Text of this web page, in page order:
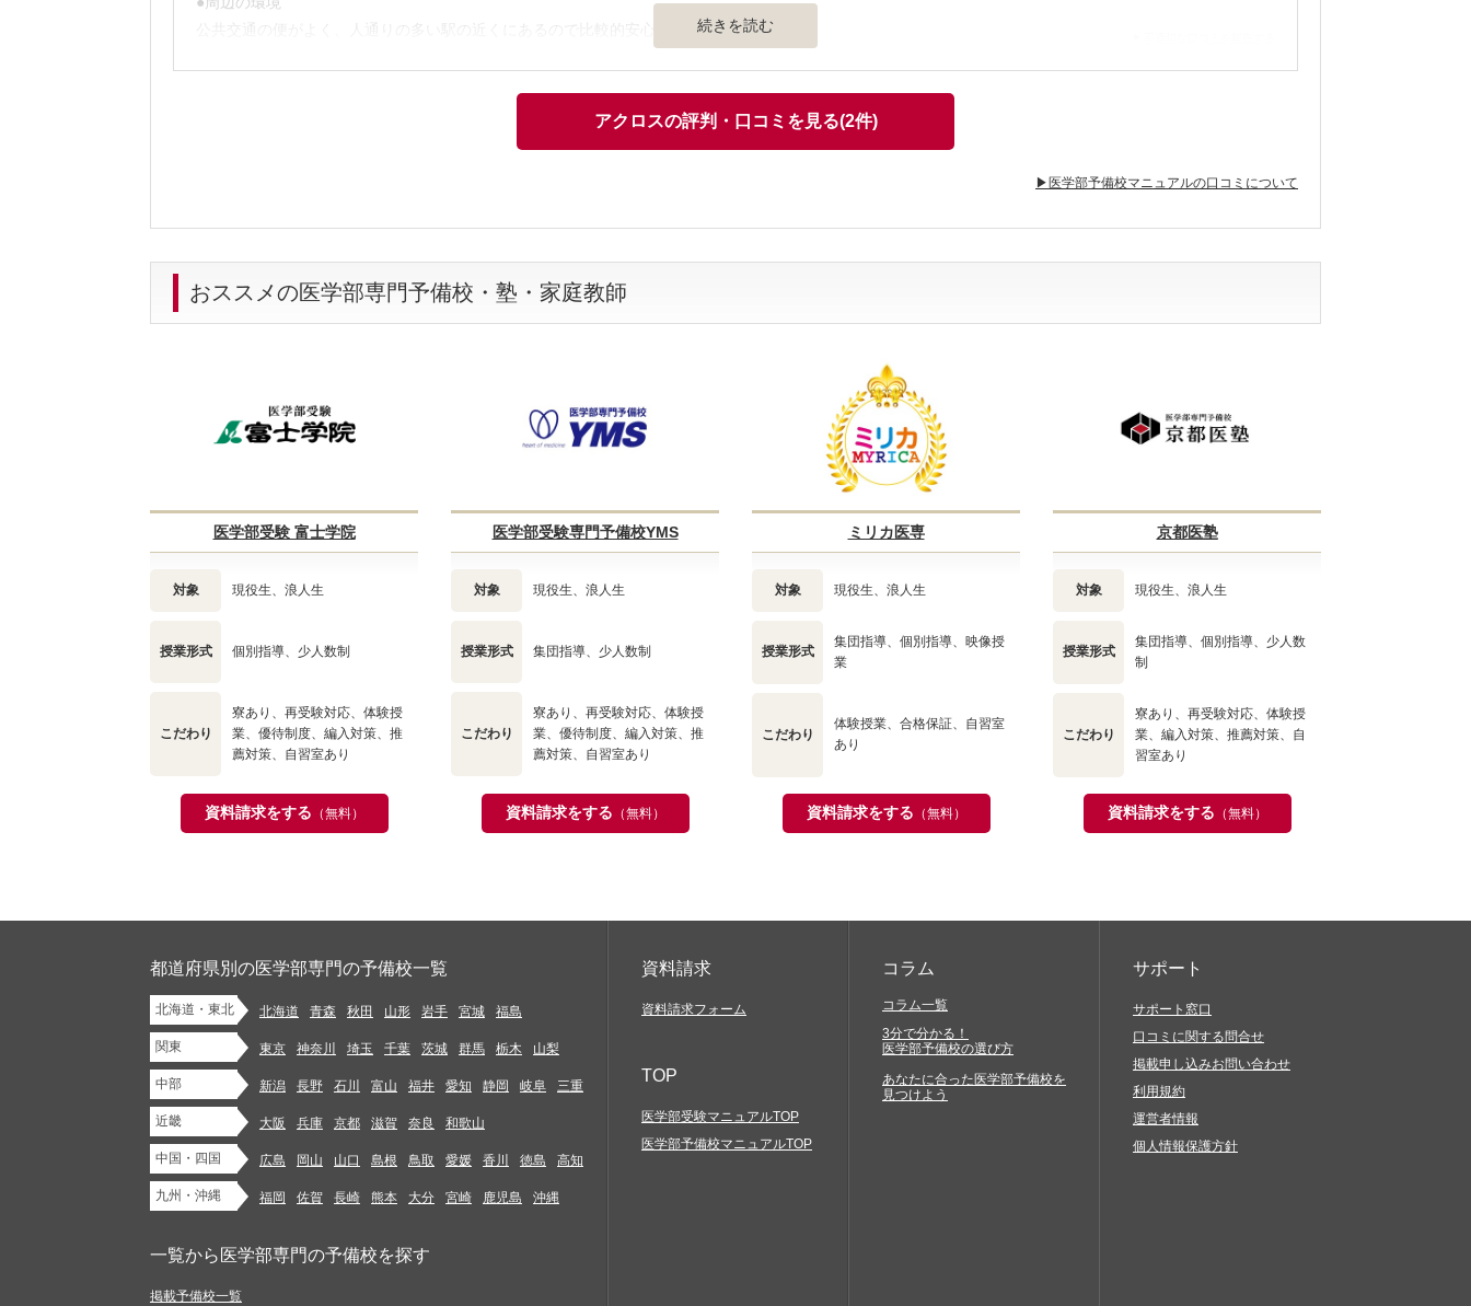
公共交通の便がよく、人通りの多い駅の近くにあるので比較的安心感を感じられるから
中長期的に利用しやすい料金体系という点で見た場合に、比較的に他と比べて無理がないと思うから
続きを読む
アクロスの評判・口コミを見る(2件)
▶医学部予備校マニュアルの口コミについて
おススメの医学部専門予備校・塾・家庭教師
医学部受験 富士学院
対象 現役生、浪人生
授業形式 個別指導、少人数制
こだわり
寮あり、再受験対応、体験授
業、優待制度、編入対策、推
薦対策、自習室あり
資料請求をする （無料）
医学部受験専門予備校YMS
対象 現役生、浪人生
授業形式 集団指導、少人数制
こだわり
寮あり、再受験対応、体験授
業、優待制度、編入対策、推
薦対策、自習室あり
資料請求をする （無料）
ミリカ医専
対象 現役生、浪人生
授業形式
集団指導、個別指導、映像授
業
こだわり
体験授業、合格保証、自習室
あり
資料請求をする （無料）
京都医塾
対象 現役生、浪人生
授業形式
集団指導、個別指導、少人数
制
こだわり
寮あり、再受験対応、体験授
業、編入対策、推薦対策、自
習室あり
資料請求をする （無料）
都道府県別の医学部専門の予備校一覧
北海道・東北 北海道 青森 秋田 山形 岩手 宮城 福島
関東 東京 神奈川 埼玉 千葉 茨城 群馬 栃木 山梨
中部 新潟 長野 石川 富山 福井 愛知 静岡 岐阜 三重
近畿 大阪 兵庫 京都 滋賀 奈良 和歌山
中国・四国 広島 岡山 山口 島根 鳥取 愛媛 香川 徳島 高知
九州・沖縄 福岡 佐賀 長崎 熊本 大分 宮崎 鹿児島 沖縄
一覧から医学部専門の予備校を探す
掲載予備校一覧
資料請求
資料請求フォーム
TOP
医学部受験マニュアルTOP
医学部予備校マニュアルTOP
コラム
コラム一覧
3分で分かる！
医学部予備校の選び方
あなたに合った医学部予備校を
見つけよう
サポート
サポート窓口
口コミに関する問合せ
掲載申し込みお問い合わせ
利用規約
運営者情報
個人情報保護方針